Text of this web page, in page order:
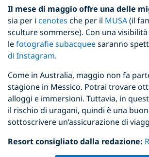
Il mese di maggio offre una delle
sia per i cenotes che per il MUSA(il
sculture sommerse). Con una
lefotografie subacqueesaranno
di Instagram.
Come in Australia, maggio non fa
stagione in Messico. Potrai trovare
alloggi e immersioni. Tuttavia, in
il rischio di uragani, quindi è una
sottoscrivere un’assicurazione di
Resort consigliato dalla redazione: